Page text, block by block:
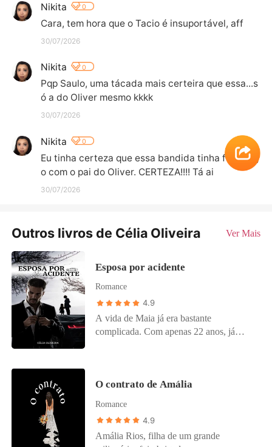
Nikita 0
Cara, tem hora que o Tacio é insuportável, aff
30/07/2026
Nikita 0
Pqp Saulo, uma tácada mais certeira que essa...s
ó a do Oliver mesmo kkkk
30/07/2026
Nikita 0
Eu tinha certeza que essa bandida tinha feito alg
o com o pai do Oliver. CERTEZA!!!! Tá ai
30/07/2026
Outros livros de Célia Oliveira Ver Mais
Esposa por acidente
Romance
4.9
A vida de Maia já era bastante
complicada. Com apenas 22 anos, já
num emprego que mais parecia um
poderiam piorar, ela acaba sofrendo um
acidente e batendo sua bicicleta num
O contrato de Amália
Romance
4.9
Amália Rios, filha de um grande